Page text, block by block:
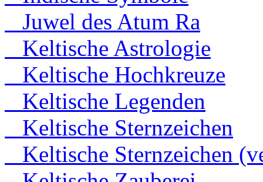
Juwel des Atum Ra
Keltische Astrologie
Keltische Hochkreuze
Keltische Legenden
Keltische Sternzeichen
Keltische Sternzeichen